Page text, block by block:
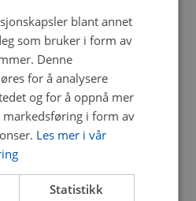
blant annet
som bruker i form av
Denne
for å analysere
og for å oppnå mer
markedsføring i form av
Les mer i vår
Statistikk